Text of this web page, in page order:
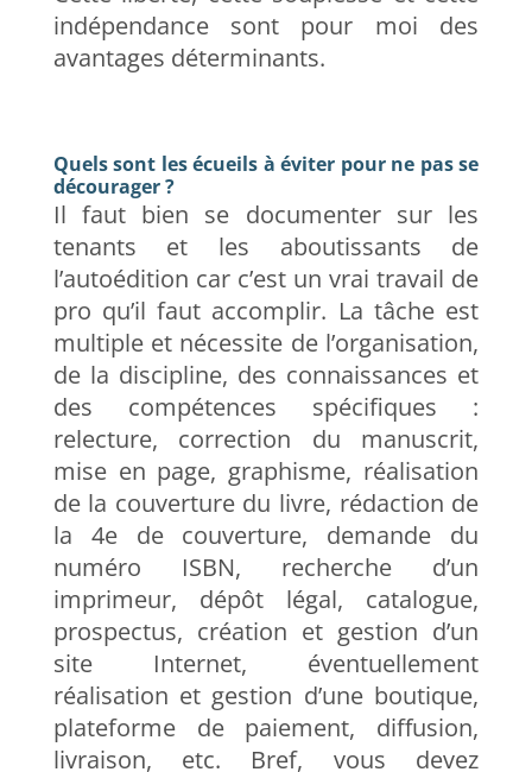
indépendance sont pour moi des
avantages déterminants.
Quels sont les écueils à éviter pour ne pas se
décourager ?
Il faut bien se documenter sur les
tenants et les aboutissants de
l’autoédition car c’est un vrai travail de
pro qu’il faut accomplir. La tâche est
multiple et nécessite de l’organisation,
de la discipline, des connaissances et
des compétences spécifiques :
relecture, correction du manuscrit,
mise en page, graphisme, réalisation
de la couverture du livre, rédaction de
la 4e de couverture, demande du
numéro ISBN, recherche d’un
imprimeur, dépôt légal, catalogue,
prospectus, création et gestion d’un
site Internet, éventuellement
réalisation et gestion d’une boutique,
plateforme de paiement, diffusion,
livraison, etc. Bref, vous devez